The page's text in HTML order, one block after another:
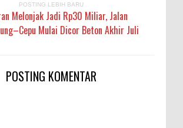
POSTING LEBIH BARU
Melonjak Jadi Rp30 Miliar, Jalan
Mulai Dicor Beton Akhir Juli
POSTING KOMENTAR